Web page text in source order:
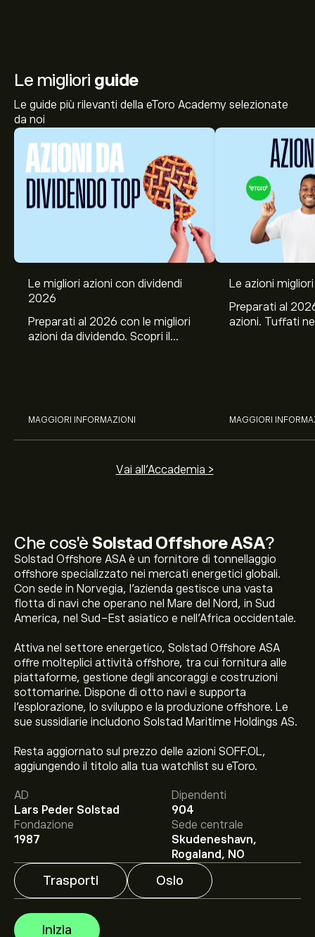
Che cos'è Solstad Offshore ASA?
Solstad Offshore ASA è un fornitore di tonnellaggio
offshore specializzato nei mercati energetici globali.
Con sede in Norvegia, l'azienda gestisce una vasta
flotta di navi che operano nel Mare del Nord, in Sud
America, nel Sud-Est asiatico e nell'Africa occidentale.
Attiva nel settore energetico, Solstad Offshore ASA
offre molteplici attività offshore, tra cui fornitura alle
piattaforme, gestione degli ancoraggi e costruzioni
sottomarine. Dispone di otto navi e supporta
l'esplorazione, lo sviluppo e la produzione offshore. Le
sue sussidiarie includono Solstad Maritime Holdings AS.
Resta aggiornato sul prezzo delle azioni SOFF.OL,
aggiungendo il titolo alla tua watchlist su eToro.
AD
Lars Peder Solstad
Dipendenti
904
Fondazione
1987
Sede centrale
Skudeneshavn,
Rogaland, NO
Trasporti Oslo
Inizia
Le migliori guide
Le guide più rilevanti della eToro Academy selezionate
da noi
Le migliori azioni con dividendi
2026
Preparati al 2026 con le migliori
azioni da dividendo. Scopri il
MAGGIORI INFORMAZIONI
Le azioni
Preparati al
azioni. Tuffati
MAGGIORI
Vai all'Accademia >
Il prezzo attuale delle azioni SOFF.OL è di 68.200‎kr‎.
Il target di prezzo medio per le azioni Solstad Offshore
su eToro per previsioni
dettagliate degli analisti e obiettivi di prezzo.
Gli analisti offrono previsioni per le azioni Solstad
Offshore ASA basate su tendenze di mercato, rapporti
finanziari e crescita prevista. Consulta le previsioni